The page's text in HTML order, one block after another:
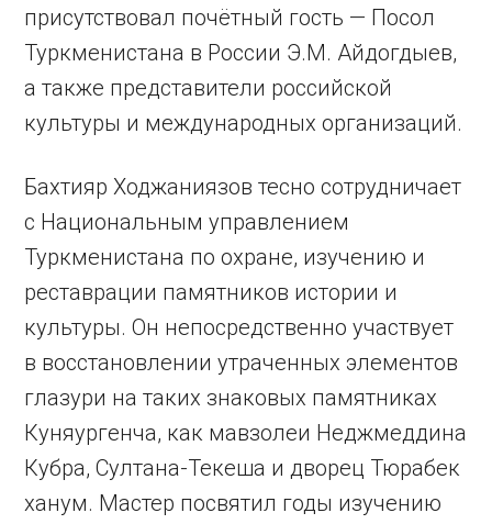
присутствовал почётный гость — Посол
Туркменистана в России Э.М. Айдогдыев,
а также представители российской
культуры и международных организаций.
Бахтияр Ходжаниязов тесно сотрудничает
с Национальным управлением
Туркменистана по охране, изучению и
реставрации памятников истории и
культуры. Он непосредственно участвует
в восстановлении утраченных элементов
глазури на таких знаковых памятниках
Куняургенча, как мавзолеи Неджмеддина
Кубра, Султана-Текеша и дворец Тюрабек
ханум. Мастер посвятил годы изучению